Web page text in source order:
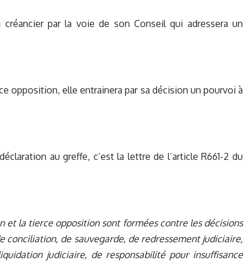
par la voie de son Conseil qui adressera un
opposition, elle entrainera par sa décision un pourvoi à
au greffe, c’est la lettre de l’article R661-2 du
et la tierce opposition sont formées contre les décisions
conciliation, de sauvegarde, de redressement judiciaire,
judiciaire, de responsabilité pour insuffisance